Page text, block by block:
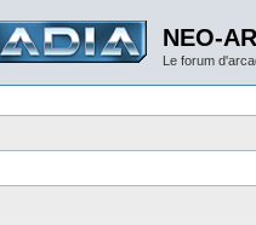
NEO-
Le forum